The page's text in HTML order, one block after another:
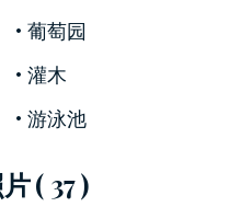
裡出發，還可以輕鬆
納鄉村風情，
：整齊的葡萄園、百年老
葡萄园
灌木
游泳池
( 37 )